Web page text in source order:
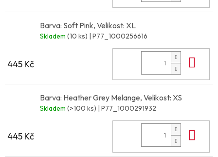
Barva: Soft Pink, Velikost: XL
Skladem (10 ks) | P77_1000256616
445 Kč
Barva: Heather Grey Melange, Velikost: XS
Skladem (>100 ks) | P77_1000291932
445 Kč